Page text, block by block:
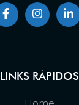
LINKS RÁPIDOS